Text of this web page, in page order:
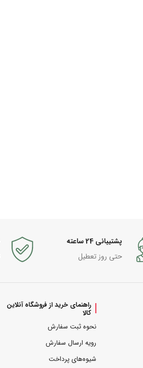
پشتیبانی 24 ساعته
حتی روز تعطیل
راهنمای خرید از فروشگاه آنلاین
کالا
نحوه ثبت سفارش
رویه ارسال سفارش
شیوه‌های پرداخت